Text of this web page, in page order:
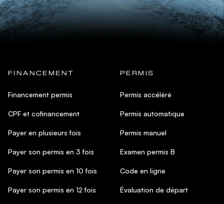
FINANCEMENT
Financement permis
CPF et cofinancement
Payer en plusieurs fois
Payer son permis en 3 fois
Payer son permis en 10 fois
Payer son permis en 12 fois
PERMIS
Permis accéléré
Permis automatique
Permis manuel
Examen permis B
Code en ligne
Évaluation de départ